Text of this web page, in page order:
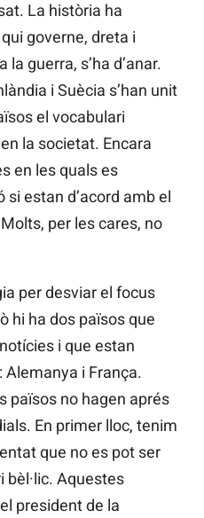
La història ha
governe, dreta i
la guerra, s’ha d’anar.
i Suècia s’han unit
el vocabulari
la societat. Encara
en les quals es
estan d’acord amb el
per les cares, no
per desviar el focus
hi ha dos països que
i que estan
i França.
països no hagen aprés
En primer lloc, tenim
que no es pot ser
bèl·lic. Aquestes
president de la